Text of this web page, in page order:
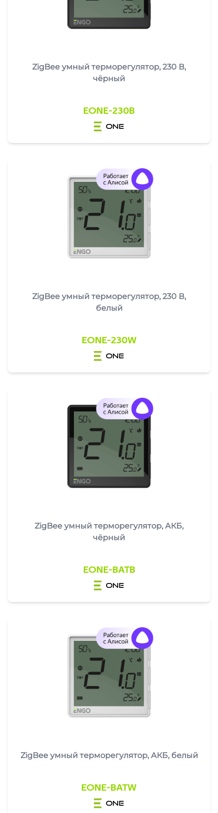
ZigBee умный терморегулятор, 230 В,
чёрный
EONE-230B
one
ZigBee умный терморегулятор, 230 В,
белый
EONE-230W
one
ZigBee умный терморегулятор, АКБ,
чёрный
EONE-BATB
one
ZigBee умный терморегулятор, АКБ, белый
EONE-BATW
one